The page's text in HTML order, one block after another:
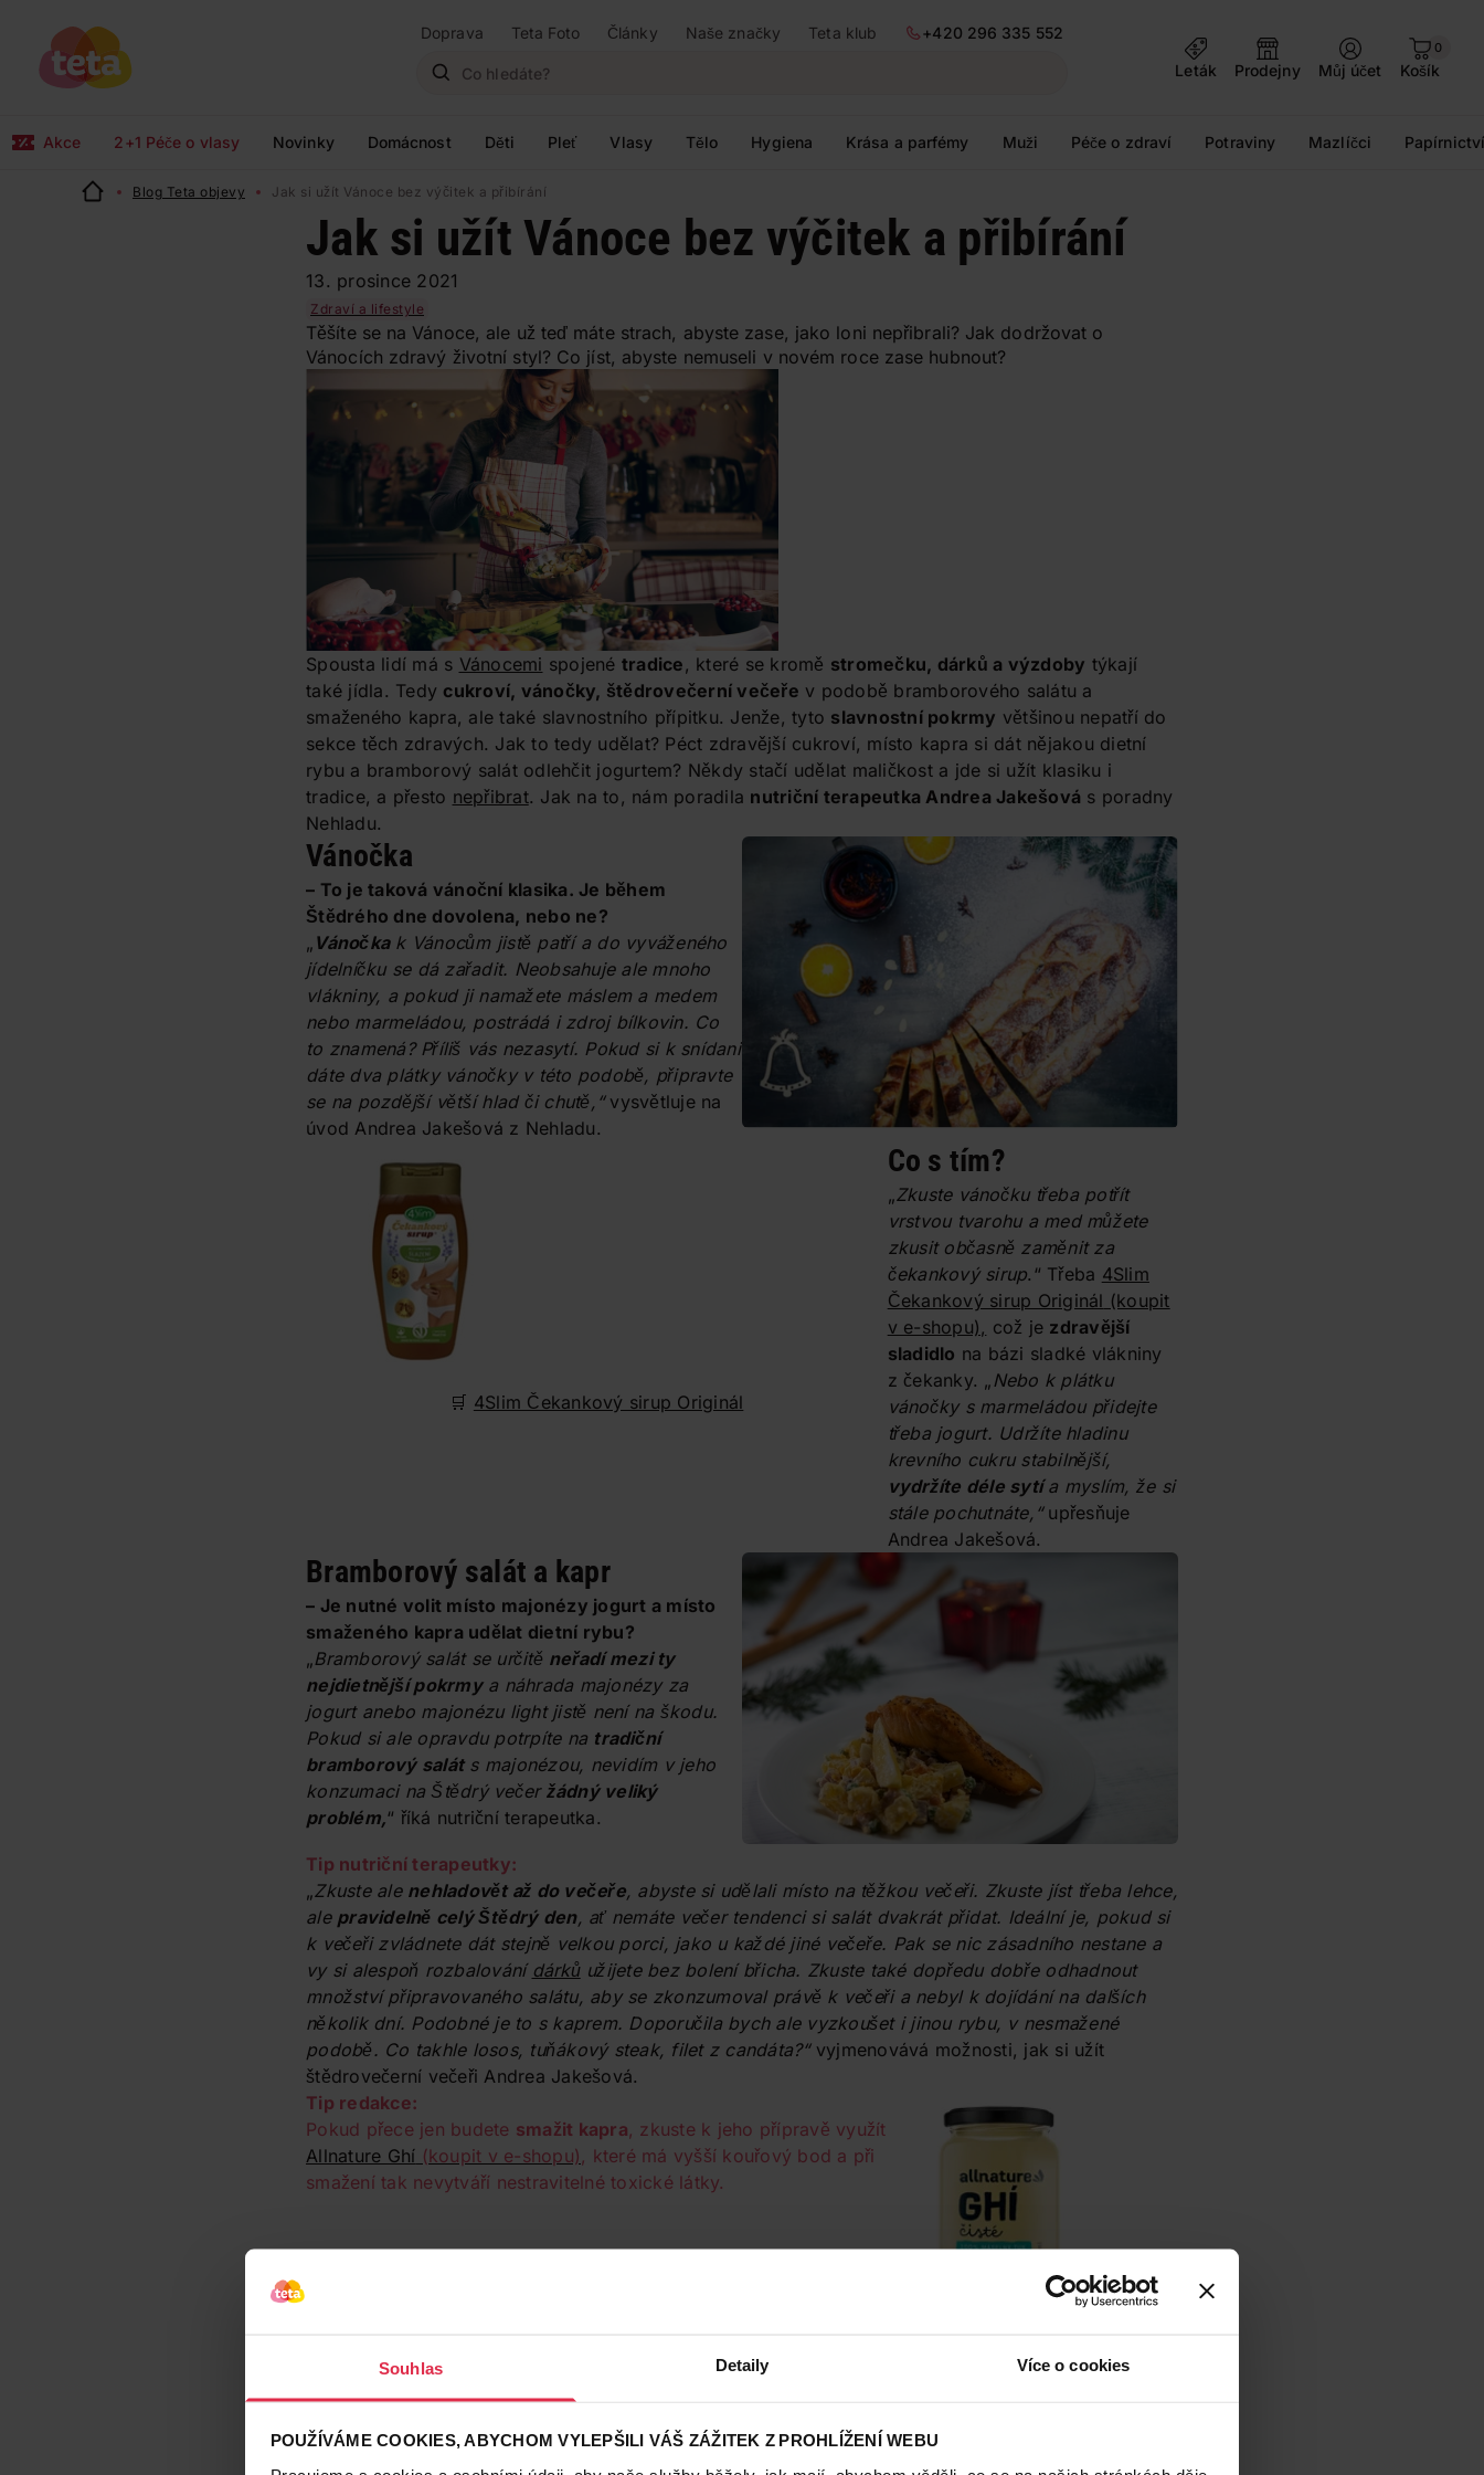
Souhlas Detaily Více o cookies
POUŽÍVÁME COOKIES, ABYCHOM VYLEPŠILI VÁŠ ZÁŽITEK Z PROHLÍŽENÍ WEBU
Doprava Teta Foto Články Naše značky Teta klub
+420 296 335 552
Leták
Prodejny Můj účet
0
Košík
Akce 2+1 Péče o vlasy Novinky Domácnost Děti Pleť Vlasy Tělo Hygiena Krása a parfémy Muži Péče o zdraví Potraviny Mazlíčci
Blog Teta objevy Jak si užít Vánoce bez výčitek a přibírání
Jak si užít Vánoce bez výčitek a přibírání
13. prosince 2021
Zdraví a lifestyle
Těšíte se na Vánoce, ale už teď máte strach, abyste zase, jako loni nepřibrali? Jak dodržovat o
Vánocích zdravý životní styl? Co jíst, abyste nemuseli v novém roce zase hubnout?
Spousta lidí má s Vánocemi spojené tradice, které se kromě stromečku, dárků a výzdoby týkají
také jídla. Tedy cukroví, vánočky, štědrovečerní večeře v podobě bramborového salátu a
smaženého kapra, ale také slavnostního přípitku. Jenže, tyto slavnostní pokrmy většinou nepatří do
sekce těch zdravých. Jak to tedy udělat? Péct zdravější cukroví, místo kapra si dát nějakou dietní
rybu a bramborový salát odlehčit jogurtem? Někdy stačí udělat maličkost a jde si užít klasiku i
tradice, a přesto nepřibrat. Jak na to, nám poradila nutriční terapeutka Andrea Jakešová s poradny
Nehladu.
Vánočka
– To je taková vánoční klasika. Je během
Štědrého dne dovolena, nebo ne?
„ Vánočkak Vánocům jistě patří a do vyváženého
jídelníčku se dá zařadit. Neobsahuje ale mnoho
vlákniny, a pokud ji namažete máslem a medem
nebo marmeládou, postrádá i zdroj bílkovin. Co
to znamená? Příliš vás nezasytí. Pokud si k snídani
dáte dva plátky vánočky v této podobě, připravte
se na pozdější větší hlad či chutě,“vysvětluje na
úvod Andrea Jakešová z Nehladu.
🛒 4Slim Čekankový sirup Originál
Co s tím?
„Zkuste vánočku třeba potřít
vrstvou tvarohu a med můžete
zkusit občasně zaměnit za
čekankový sirup.“ Třeba 4Slim
Čekankový sirup Originál (koupit
v e-shopu), což je zdravější
sladidlo na bázi sladké vlákniny
z čekanky. „Nebo k plátku
vánočky s marmeládou přidejte
třeba jogurt. Udržíte hladinu
krevního cukru stabilnější,
vydržíte déle sytía myslím, že si
stále pochutnáte,“upřesňuje
Andrea Jakešová.
Bramborový salát a kapr
– Je nutné volit místo majonézy jogurt a místo
smaženého kapra udělat dietní rybu?
„Bramborový salát se určitě neřadí mezi ty
nejdietnější pokrmya náhrada majonézy za
jogurt anebo majonézu light jistě není na škodu.
Pokud si ale opravdu potrpíte na tradiční
bramborový saláts majonézou, nevidím v jeho
konzumaci na Štědrý večer žádný veliký
problém,“ říká nutriční terapeutka.
Tip nutriční terapeutky:
„Zkuste ale nehladovět až do večeře, abyste si udělali místo na těžkou večeři. Zkuste jíst třeba lehce,
ale pravidelně celý Štědrý den, ať nemáte večer tendenci si salát dvakrát přidat. Ideální je, pokud si
k večeři zvládnete dát stejně velkou porci, jako u každé jiné večeře. Pak se nic zásadního nestane a
vy si alespoň rozbalování dárkůužijete bez bolení břicha. Zkuste také dopředu dobře odhadnout
množství připravovaného salátu, aby se zkonzumoval právě k večeři a nebyl k dojídání na dalších
několik dní. Podobné je to s kaprem. Doporučila bych ale vyzkoušet i jinou rybu, v nesmažené
podobě. Co takhle losos, tuňákový steak, filet z candáta?“vyjmenovává možnosti, jak si užít
štědrovečerní večeři Andrea Jakešová.
Tip redakce:
Pokud přece jen budete smažit kapra, zkuste k jeho přípravě využít
Allnature Ghí (koupit v e-shopu) , které má vyšší kouřový bod a při
smažení tak nevytváří nestravitelné toxické látky.
Vánoce a Nový rok jinak: Zkuste tyto české tradice